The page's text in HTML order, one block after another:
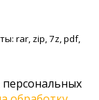
rar, zip, 7z, pdf,
персональных